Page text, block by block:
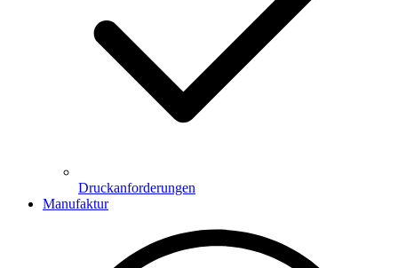
Druckanforderungen
Manufaktur